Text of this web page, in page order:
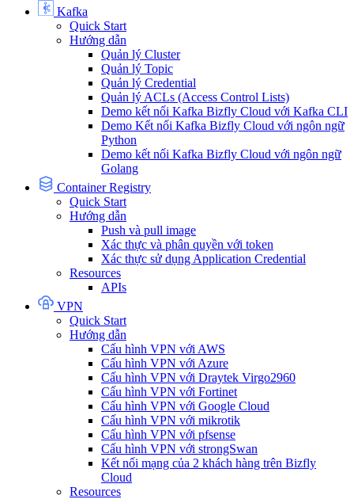
Kafka
Quick Start
Hướng dẫn
Quản lý Cluster
Quản lý Topic
Quản lý Credential
Quản lý ACLs (Access Control Lists)
Demo kết nối Kafka Bizfly Cloud với Kafka CLI
Demo Kết nối Kafka Bizfly Cloud với ngôn ngữ
Python
Demo kết nối Kafka Bizfly Cloud với ngôn ngữ
Golang
Container Registry
Quick Start
Hướng dẫn
Push và pull image
Xác thực và phân quyền với token
Xác thực sử dụng Application Credential
Resources
APIs
VPN
Quick Start
Hướng dẫn
Cấu hình VPN với AWS
Cấu hình VPN với Azure
Cấu hình VPN với Draytek Virgo2960
Cấu hình VPN với Fortinet
Cấu hình VPN với Google Cloud
Cấu hình VPN với mikrotik
Cấu hình VPN với pfsense
Cấu hình VPN với strongSwan
Kết nối mạng của 2 khách hàng trên Bizfly
Cloud
Resources